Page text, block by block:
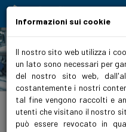
Prodotti
Home > Prodotti >
Informazioni sui cookie
Il nostro sito web utilizza i
un lato sono necessari per
del nostro sito web,
costantemente i nostri
tal fine vengono raccolti e
utenti che visitano il nostro
può essere revocato in